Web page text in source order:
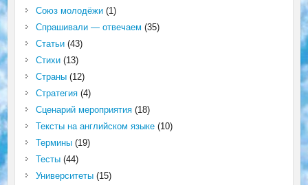
Союз молодёжи(1)
Спрашивали — отвечаем (35)
Статьи(43)
Стихи(13)
Страны(12)
Стратегия(4)
Сценарий мероприятия(18)
Тексты на английском языке(10)
Термины(19)
Тесты(44)
Университеты(15)